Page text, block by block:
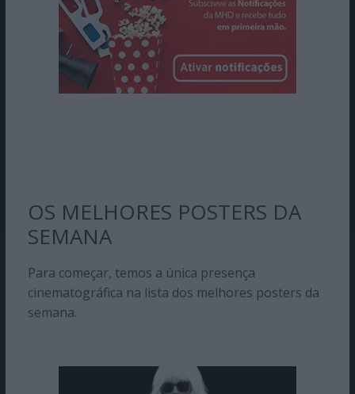
OS MELHORES POSTERS DA
SEMANA
Para começar, temos a única presença
cinematográfica na lista dos melhores posters da
semana.